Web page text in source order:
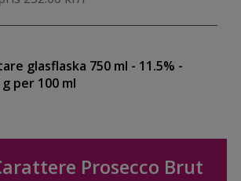
glasflaska 750 ml - 11.5% -
per 100 ml
Prosecco Brut